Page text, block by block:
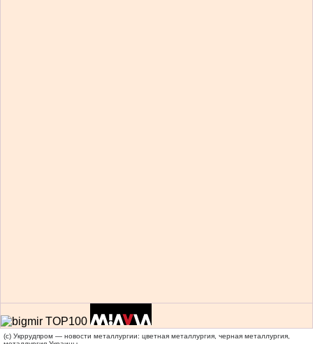
(c) Укррудпром — новости металлургии: цветная металлургия, черная металлургия,